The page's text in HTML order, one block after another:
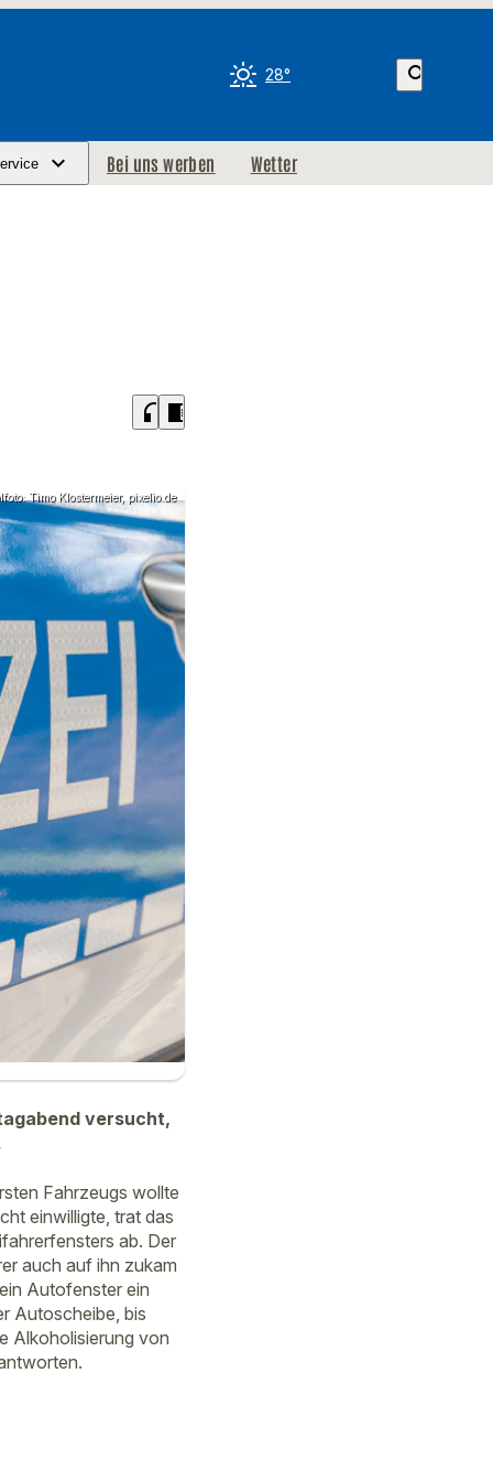
28° search
Bei uns werben Wetter
headphones chrome_reader_mode
Timo Klostermeier, pixelio.de
versucht,
Fahrzeugs wollte
einwilligte, trat das
ab. Der
auch auf ihn zukam
Autofenster ein
Autoscheibe, bis
Alkoholisierung von